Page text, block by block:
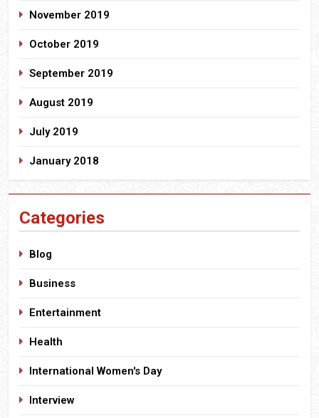
November 2019
October 2019
September 2019
August 2019
July 2019
January 2018
Categories
Blog
Business
Entertainment
Health
International Women's Day
Interview